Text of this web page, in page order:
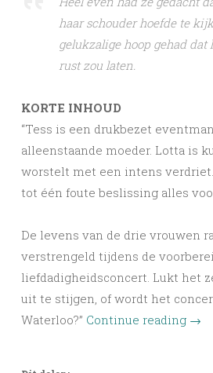
haar schouder hoefde te
gelukzalige hoop gehad
rust zou laten.
KORTE INHOUD
“Tess is een drukbezet
alleenstaande moeder. Lotta is
worstelt met een intens verdriet.
tot één foute beslissing alles
De levens van de drie vrouwen
verstrengeld tijdens de
liefdadigheidsconcert. Lukt het
uit te stijgen, of wordt het
Waterloo?” Continue reading →